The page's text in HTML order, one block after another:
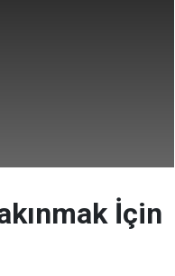
İçin